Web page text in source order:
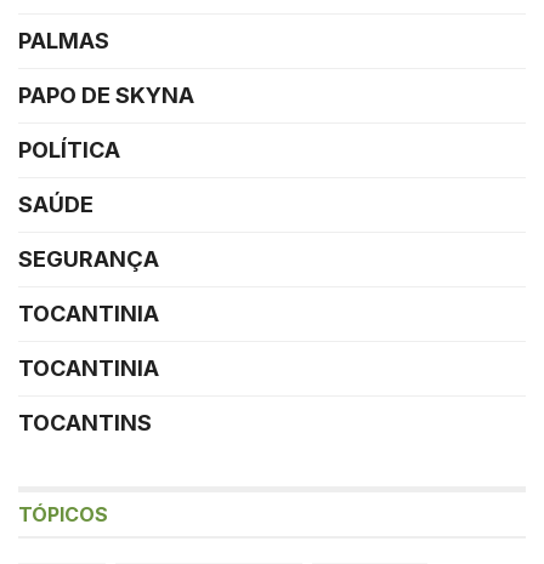
PALMAS
PAPO DE SKYNA
POLÍTICA
SAÚDE
SEGURANÇA
TOCANTINIA
TOCANTINIA
TOCANTINS
TÓPICOS